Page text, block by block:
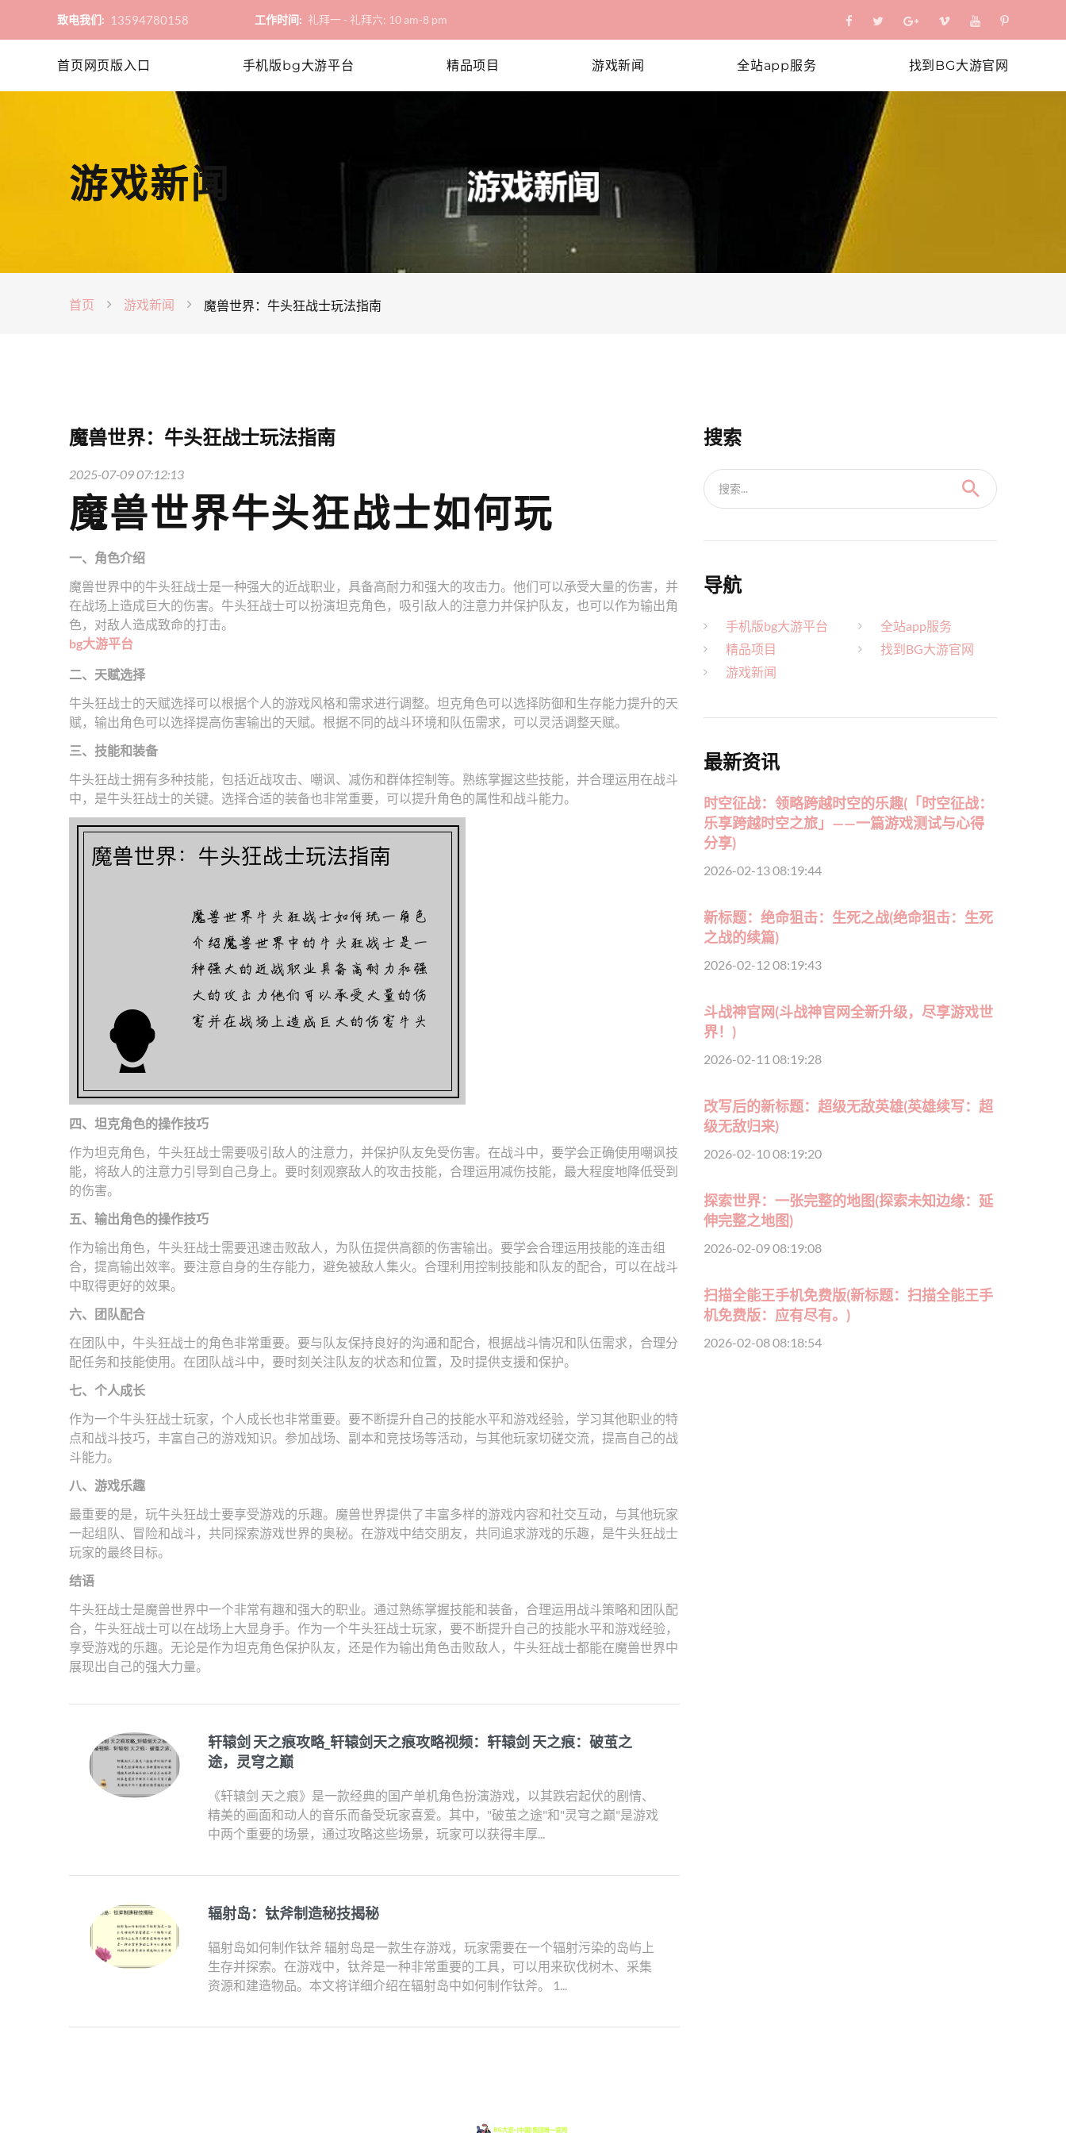
致电我们: 13594780158 工作时间: 礼拜一 - 礼拜六: 10 am-8 pm
首页网页版入口 手机版bg大游平台 精品项目 游戏新闻 全站app服务 找到BG大游官网
游戏新闻
首页 游戏新闻 魔兽世界：牛头狂战士玩法指南
魔兽世界：牛头狂战士玩法指南
2025-07-09 07:12:13
魔兽世界牛头狂战士如何玩
一、角色介绍
魔兽世界中的牛头狂战士是一种强大的近战职业，具备高耐力和强大的攻击力。他们可以承受大量的伤害，并
在战场上造成巨大的伤害。牛头狂战士可以扮演坦克角色，吸引敌人的注意力并保护队友，也可以作为输出角
色，对敌人造成致命的打击。
bg大游平台
二、天赋选择
牛头狂战士的天赋选择可以根据个人的游戏风格和需求进行调整。坦克角色可以选择防御和生存能力提升的天
赋，输出角色可以选择提高伤害输出的天赋。根据不同的战斗环境和队伍需求，可以灵活调整天赋。
三、技能和装备
牛头狂战士拥有多种技能，包括近战攻击、嘲讽、减伤和群体控制等。熟练掌握这些技能，并合理运用在战斗
中，是牛头狂战士的关键。选择合适的装备也非常重要，可以提升角色的属性和战斗能力。
四、坦克角色的操作技巧
作为坦克角色，牛头狂战士需要吸引敌人的注意力，并保护队友免受伤害。在战斗中，要学会正确使用嘲讽技
能，将敌人的注意力引导到自己身上。要时刻观察敌人的攻击技能，合理运用减伤技能，最大程度地降低受到
的伤害。
五、输出角色的操作技巧
作为输出角色，牛头狂战士需要迅速击败敌人，为队伍提供高额的伤害输出。要学会合理运用技能的连击组
合，提高输出效率。要注意自身的生存能力，避免被敌人集火。合理利用控制技能和队友的配合，可以在战斗
中取得更好的效果。
六、团队配合
在团队中，牛头狂战士的角色非常重要。要与队友保持良好的沟通和配合，根据战斗情况和队伍需求，合理分
配任务和技能使用。在团队战斗中，要时刻关注队友的状态和位置，及时提供支援和保护。
七、个人成长
作为一个牛头狂战士玩家，个人成长也非常重要。要不断提升自己的技能水平和游戏经验，学习其他职业的特
点和战斗技巧，丰富自己的游戏知识。参加战场、副本和竞技场等活动，与其他玩家切磋交流，提高自己的战
斗能力。
八、游戏乐趣
最重要的是，玩牛头狂战士要享受游戏的乐趣。魔兽世界提供了丰富多样的游戏内容和社交互动，与其他玩家
一起组队、冒险和战斗，共同探索游戏世界的奥秘。在游戏中结交朋友，共同追求游戏的乐趣，是牛头狂战士
玩家的最终目标。
结语
牛头狂战士是魔兽世界中一个非常有趣和强大的职业。通过熟练掌握技能和装备，合理运用战斗策略和团队配
合，牛头狂战士可以在战场上大显身手。作为一个牛头狂战士玩家，要不断提升自己的技能水平和游戏经验，
享受游戏的乐趣。无论是作为坦克角色保护队友，还是作为输出角色击败敌人，牛头狂战士都能在魔兽世界中
展现出自己的强大力量。
轩辕剑 天之痕攻略_轩辕剑天之痕攻略视频：轩辕剑 天之痕：破茧之
途，灵穹之巅
《轩辕剑 天之痕》是一款经典的国产单机角色扮演游戏，以其跌宕起伏的剧情、
精美的画面和动人的音乐而备受玩家喜爱。其中，"破茧之途"和"灵穹之巅"是游戏
中两个重要的场景，通过攻略这些场景，玩家可以获得丰厚...
辐射岛：钛斧制造秘技揭秘
辐射岛如何制作钛斧 辐射岛是一款生存游戏，玩家需要在一个辐射污染的岛屿上
生存并探索。在游戏中，钛斧是一种非常重要的工具，可以用来砍伐树木、采集
资源和建造物品。本文将详细介绍在辐射岛中如何制作钛斧。 1...
搜索
搜索...
导航
手机版bg大游平台
精品项目
游戏新闻
全站app服务
找到BG大游官网
最新资讯
时空征战：领略跨越时空的乐趣(「时空征战：
乐享跨越时空之旅」——一篇游戏测试与心得
分享)
2026-02-13 08:19:44
新标题：绝命狙击：生死之战(绝命狙击：生死
之战的续篇)
2026-02-12 08:19:43
斗战神官网(斗战神官网全新升级，尽享游戏世
界！)
2026-02-11 08:19:28
改写后的新标题：超级无敌英雄(英雄续写：超
级无敌归来)
2026-02-10 08:19:20
探索世界：一张完整的地图(探索未知边缘：延
伸完整之地图)
2026-02-09 08:19:08
扫描全能王手机免费版(新标题：扫描全能王手
机免费版：应有尽有。)
2026-02-08 08:18:54